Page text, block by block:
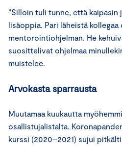
”Silloin tuli tunne, että kaipasin
lisäoppia. Pari läheistä
mentorointiohjelman. He
suosittelivat ohjelmaa
muistelee.
Arvokasta sparrausta
Muutamaa kuukautta
osallistujalistalta.
kurssi (2020–2021) sujui